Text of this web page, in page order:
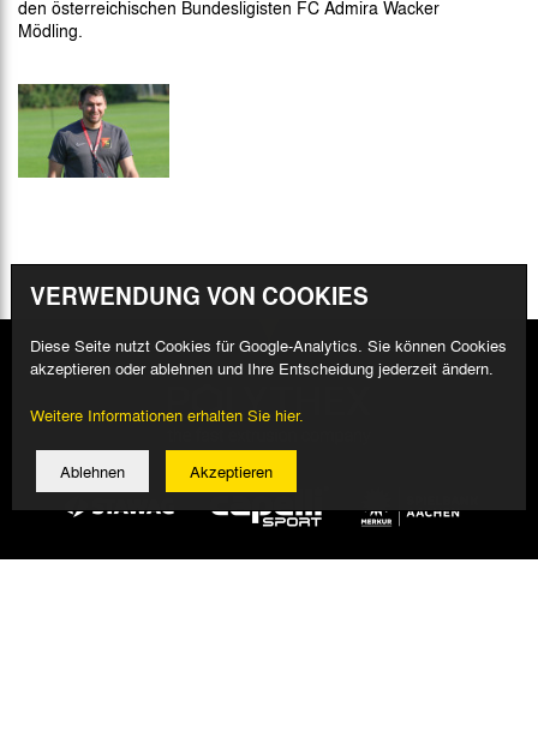
den österreichischen Bundesligisten FC Admira Wacker
Mödling.
VERWENDUNG VON COOKIES
Diese Seite nutzt Cookies für Google-Analytics. Sie können Cookies
akzeptieren oder ablehnen und Ihre Entscheidung jederzeit ändern.
Weitere Informationen erhalten Sie hier.
Ablehnen Akzeptieren